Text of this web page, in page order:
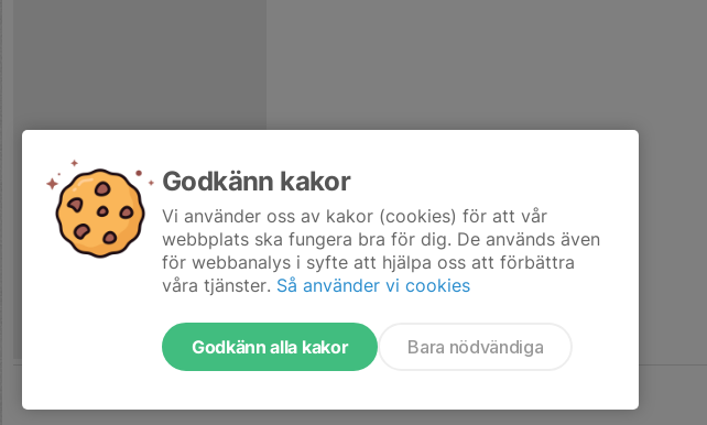
Godkänn kakor
Vi använder oss av kakor (cookies) för att vår
webbplats ska fungera bra för dig. De används även
för webbanalys i syfte att hjälpa oss att förbättra
våra tjänster. Så använder vi cookies
Godkänn alla kakor Bara nödvändiga